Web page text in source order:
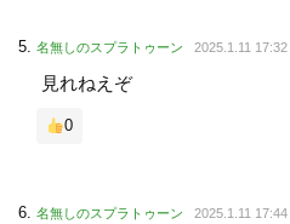
名無しのスプラトゥーン 2025.1.11 17:32
見れねえぞ
0
名無しのスプラトゥーン 2025.1.11 17:44